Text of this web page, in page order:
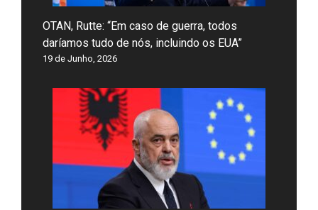
OTAN, Rutte: “Em caso de guerra, todos
daríamos tudo de nós, incluindo os EUA”
19 de Junho, 2026